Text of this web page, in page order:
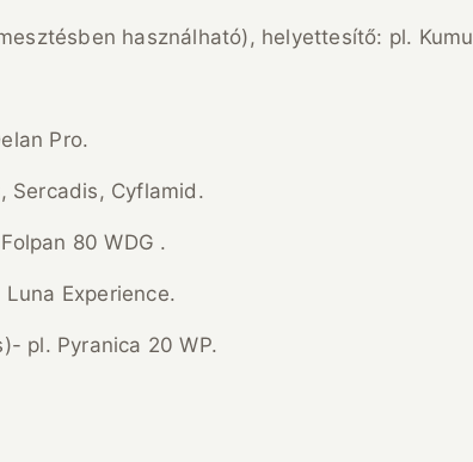
használható), helyettesítő: pl.
Pro.
Sercadis, Cyflamid.
80 WDG .
Experience.
pl. Pyranica 20 WP.